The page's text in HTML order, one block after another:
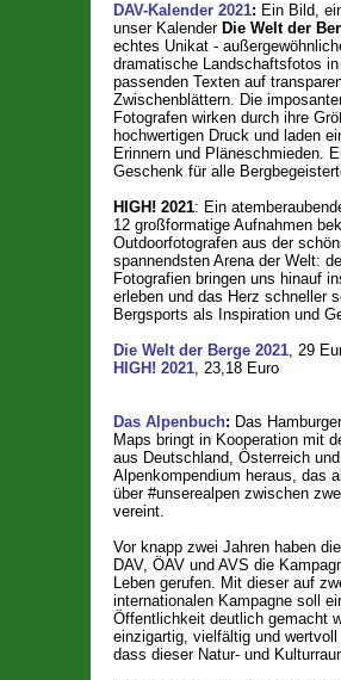
DAV-Kalender 2021: Ein Bild,
unser Kalender Die Welt der
echtes Unikat -
dramatische Landschaftsfotos
passenden Texten auf
Zwischenblättern. Die
Fotografen wirken durch ihre
hochwertigen Druck und laden
Erinnern und Pläneschmieden.
Geschenk für alle
HIGH! 2021: Ein
12 großformatige Aufnahmen
Outdoorfotografen aus der
spannendsten Arena der Welt:
Fotografien bringen uns hinauf
erleben und das Herz schneller
Bergsports als Inspiration und
Die Welt der Berge 2021, 29
HIGH! 2021, 23,18 Euro
Das Alpenbuch: Das
Maps bringt in Kooperation mit
aus Deutschland, Österreich
Alpenkompendium heraus, das
über #unserealpen zwischen
vereint.
Vor knapp zwei Jahren haben
DAV, ÖAV und AVS die
Leben gerufen. Mit dieser auf
internationalen Kampagne soll
Öffentlichkeit deutlich gemacht
einzigartig, vielfältig und
dass dieser Natur- und